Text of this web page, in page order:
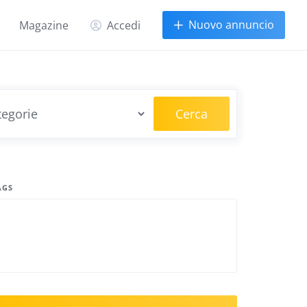
Magazine Accedi Nuovo annuncio
Cerca